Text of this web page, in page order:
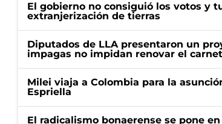
El gobierno no consiguió los votos y
extranjerización de tierras
Diputados de LLA presentaron un
impagas no impidan renovar el
Milei viaja a Colombia para la
Espriella
El radicalismo bonaerense se pone